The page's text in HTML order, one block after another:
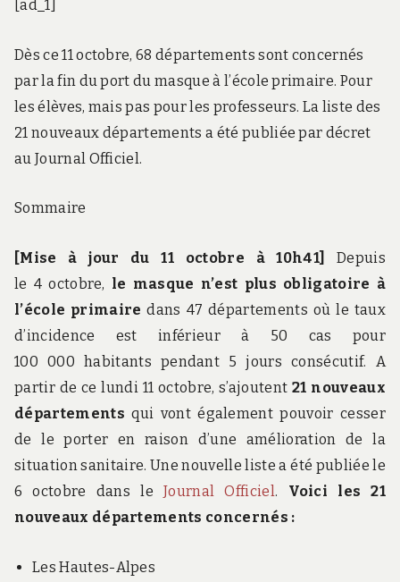
[ad_1]
Dès ce 11 octobre, 68 départements sont concernés
par la fin du port du masque à l’école primaire. Pour
les élèves, mais pas pour les professeurs. La liste des
21 nouveaux départements a été publiée par décret
au Journal Officiel.
Sommaire
[Mise à jour du 11 octobre à 10h41]
Depuis
le 4 octobre, le masque n’est plus obligatoire à
l’école primaire dans 47 départements où le taux
d’incidence est inférieur à 50 cas pour
100 000 habitants pendant 5 jours consécutif.
A
partir de ce lundi 11 octobre, s’ajoutent21 nouveaux
départements qui vont également pouvoir cesser
de le porter en raison d’une amélioration de la
situation sanitaire. Une nouvelle liste a été publiée le
6 octobre dans leJournal Officiel. Voici les 21
nouveaux départements concernés :
Les Hautes-Alpes